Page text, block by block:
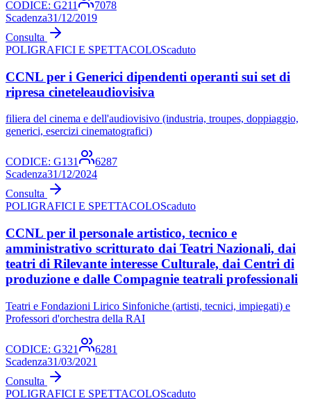
CODICE: G211
7078
Scadenza31/12/2019
Consulta
POLIGRAFICI E SPETTACOLOScaduto
CCNL per i Generici dipendenti operanti sui set di
ripresa cineteleaudiovisiva
filiera del cinema e dell'audiovisivo (industria, troupes, doppiaggio,
generici, esercizi cinematografici)
CODICE: G131
6287
Scadenza31/12/2024
Consulta
POLIGRAFICI E SPETTACOLOScaduto
CCNL per il personale artistico, tecnico e
amministrativo scritturato dai Teatri Nazionali, dai
teatri di Rilevante interesse Culturale, dai Centri di
produzione e dalle Compagnie teatrali professionali
Teatri e Fondazioni Lirico Sinfoniche (artisti, tecnici, impiegati) e
Professori d'orchestra della RAI
CODICE: G321
6281
Scadenza31/03/2021
Consulta
POLIGRAFICI E SPETTACOLOScaduto